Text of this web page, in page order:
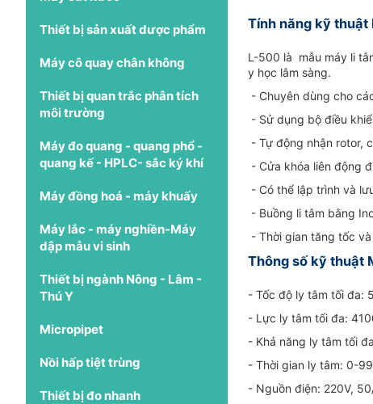
Thiết bị sản xuất dược phẩm
Máy cô quay chân không
Thiết bị quan trắc phân tích
môi trường
Máy đo quang - quang phổ -
quang kế - HPLC- sắc ký khí
Máy đồng hoá - máy khuấy
Máy lắc - máy nghiền-Máy
dập mẫu vi sinh
Thiết bị ngành Nông - Lâm -
Thú Y
Micropipet
Nồi hấp tiệt trùng
Thiết bị đo nhanh
Tính năng kỹ thuật
L-500 là mẫu máy li
y học lâm sàng.
- Chuyên dùng cho
- Sử dụng bộ điều
- Tự động nhận rotor,
- Cửa khóa liên động
- Có thể lập trình và
- Buồng li tâm bằng
- Thời gian tăng tốc
Thông số kỹ thuật
- Tốc độ ly tâm tối đa:
- Lực ly tâm tối đa:
- Khả năng ly tâm tối
- Thời gian ly tâm: 0-
- Nguồn điện: 220V,